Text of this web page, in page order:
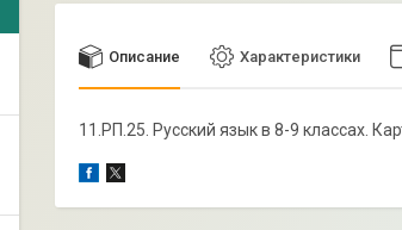
Описание Характеристики
11.РП.25. Русский язык в 8-9 классах.